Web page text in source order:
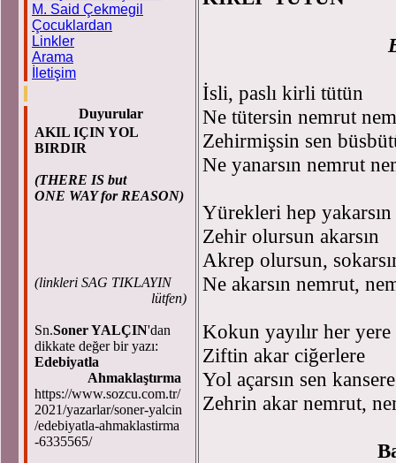
M. Said Çekmegil
Çocuklardan
Linkler
Arama
İletişim
Duyurular
AKIL IÇIN YOL
BIRDIR
(THERE IS but
ONE WAY for REASON)
(linkleri SAG TIKLAYIN
lütfen)
Sn.Soner YALÇIN'dan
dikkate değer bir yazı:
Edebiyatla
Ahmaklaştırma
https://www.sozcu.com.tr/
2021/yazarlar/soner-yalcin
/edebiyatla-ahmaklastirma
-6335565/
İsli, paslı kirli tütün
Ne tütersin nemrut
Zehirmişsin sen
Ne yanarsın nemrut
Yürekleri hep yakarsın
Zehir olursun akarsın
Akrep olursun,
Ne akarsın nemrut,
Kokun yayılır her yere
Ziftin akar ciğerlere
Yol açarsın sen kansere
Zehrin akar nemrut,